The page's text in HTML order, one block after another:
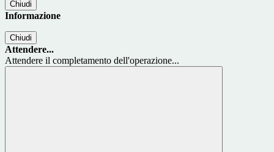
Chiudi
Informazione
Chiudi
Attendere...
Attendere il completamento dell'operazione...